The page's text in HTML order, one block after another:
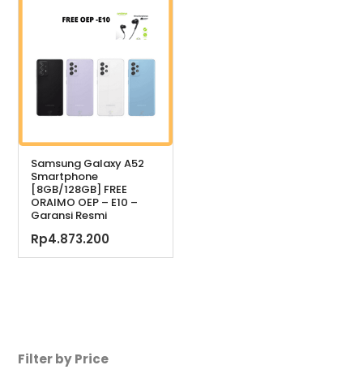
adalah:
Rp14.950.000.
Samsung Galaxy A52
Smartphone
[8GB/128GB] FREE
ORAIMO OEP – E10 –
Garansi Resmi
Rp4.873.200
Filter by Price